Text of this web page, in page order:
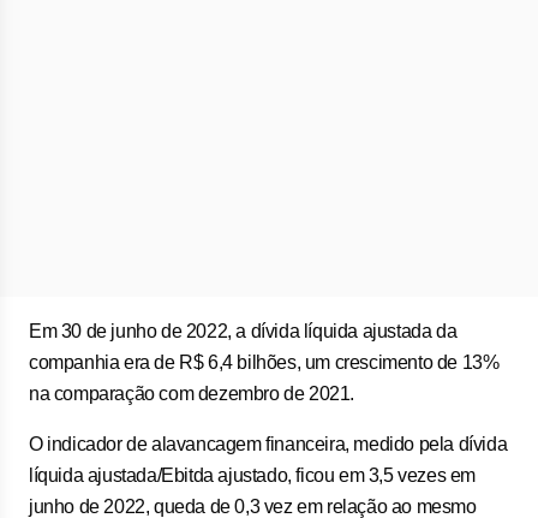
Em 30 de junho de 2022, a dívida líquida ajustada da
companhia era de R$ 6,4 bilhões, um crescimento de 13%
na comparação com dezembro de 2021.
O indicador de alavancagem financeira, medido pela dívida
líquida ajustada/Ebitda ajustado, ficou em 3,5 vezes em
junho de 2022, queda de 0,3 vez em relação ao mesmo